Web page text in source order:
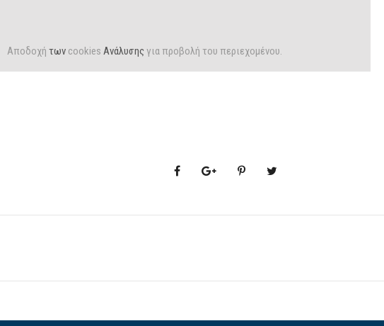
Αποδοχή τωνcookies Ανάλυσης για προβολή του περιεχομένου.